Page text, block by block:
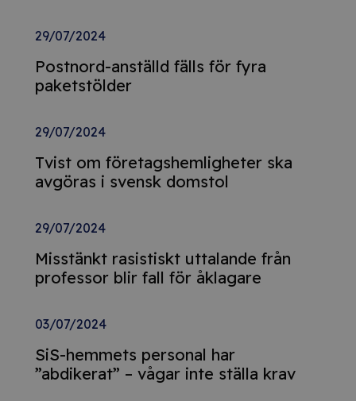
29/07/2024
Postnord-anställd fälls för fyra
paketstölder
29/07/2024
Tvist om företagshemligheter ska
avgöras i svensk domstol
29/07/2024
Misstänkt rasistiskt uttalande från
professor blir fall för åklagare
03/07/2024
SiS-hemmets personal har
”abdikerat” – vågar inte ställa krav